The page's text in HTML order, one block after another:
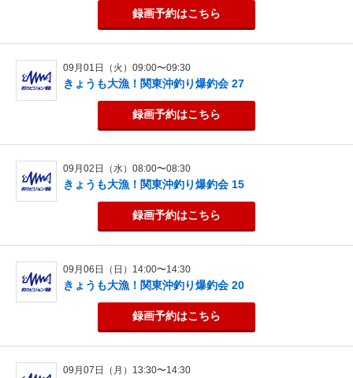
録画予約はこちら
09月01日（火）09:00〜09:30
きょうも大漁！関東沖釣り爆釣会 27
録画予約はこちら
09月02日（水）08:00〜08:30
きょうも大漁！関東沖釣り爆釣会 15
録画予約はこちら
09月06日（日）14:00〜14:30
きょうも大漁！関東沖釣り爆釣会 20
録画予約はこちら
09月07日（月）13:30〜14:30